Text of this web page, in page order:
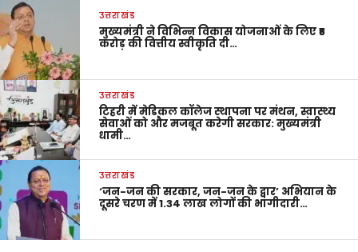
उत्तराखंड
मुख्यमंत्री ने विभिन्न विकास योजनाओं के लिए ₹5
करोड़ की वित्तीय स्वीकृति दी…
उत्तराखंड
टिहरी में मेडिकल कॉलेज स्थापना पर मंथन, स्वास्थ्य
सेवाओं को और मजबूत करेगी सरकार: मुख्यमंत्री
धामी…
उत्तराखंड
‘जन-जन की सरकार, जन-जन के द्वार’ अभियान के
दूसरे चरण में 1.34 लाख लोगों की भागीदारी…